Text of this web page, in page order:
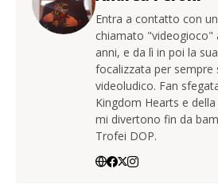
Entra a contatto con
chiamato "videogioco"
anni, e da lì in poi la
focalizzata per sempre
videoludico. Fan
Kingdom Hearts e
mi divertono fin da
Trofei DOP.